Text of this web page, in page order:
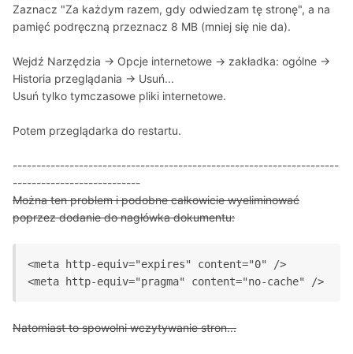
Zaznacz "Za każdym razem, gdy odwiedzam tę stronę", a na
pamięć podręczną przeznacz 8 MB (mniej się nie da).
Wejdź Narzędzia -> Opcje internetowe -> zakładka: ogólne ->
Historia przeglądania -> Usuń...
Usuń tylko tymczasowe pliki internetowe.
Potem przeglądarka do restartu.
---------------------------------------------------------------------
---------------------------
Można ten problem i podobne całkowicie wyeliminować
poprzez dodanie do nagłówka dokumentu:
<meta http-equiv="expires" content="0" />
<meta http-equiv="pragma" content="no-cache" />
Natomiast to spowolni wczytywanie stron...